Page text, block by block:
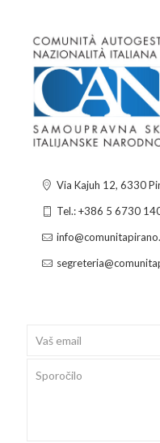
Via Kajuh 12, 6330
Tel.: +386 5 6730